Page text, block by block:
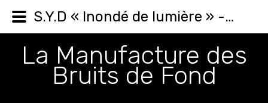
La Manufacture des
Bruits de Fond
S.Y.D « Inondé de lumière » - Vizir Radio (2021)